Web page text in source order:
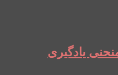
یادگیری